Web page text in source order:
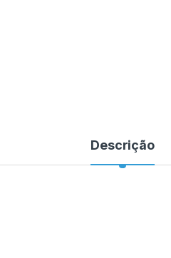
Descrição